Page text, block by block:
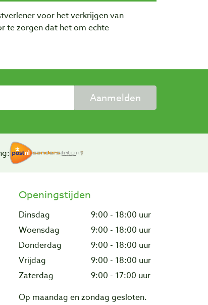
voor het verkrijgen van
te zorgen dat het om echte
Aanmelden
Openingstijden
Dinsdag
9:00 - 18:00 uur
Woensdag
9:00 - 18:00 uur
Donderdag
9:00 - 18:00 uur
Vrijdag
9:00 - 18:00 uur
Zaterdag
9:00 - 17:00 uur
Op maandag en zondag gesloten.